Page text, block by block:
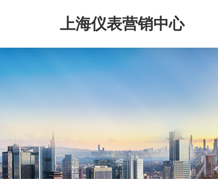
上海仪表营销中心